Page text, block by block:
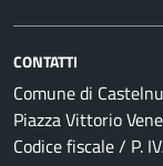
CONTATTI
Comune di
Piazza Vittorio
Codice fiscale / P.